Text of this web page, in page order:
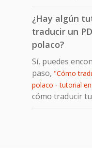
¿Hay algún
traducir un
polaco?
Sí, puedes
paso, "Cómo
polaco - tutorial
cómo traducir